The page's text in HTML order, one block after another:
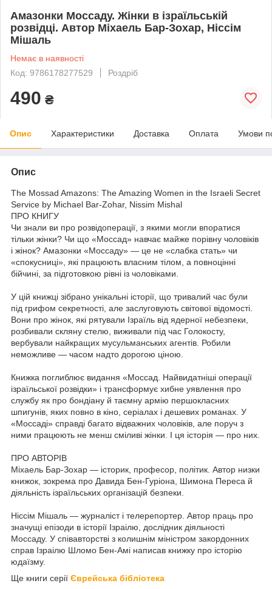
Амазонки Моссаду. Жінки в ізраїльській
розвідці. Автор Міхаель Бар-Зохар, Ніссім
Мішаль
Немає в наявності
Код: 9786178277529
Роздріб
490 ₴
Опис Характеристики Доставка Оплата Умови
Опис
The Mossad Amazons: The Amazing Women in the Israeli Secret
Service by Michael Bar-Zohar, Nissim Mishal
ПРО КНИГУ
Чи знали ви про розвідоперації, з якими могли впоратися
тільки жінки? Чи що «Моссад» навчає майже порівну чоловіків
і жінок? Амазонки «Моссаду» — це не «слабка стать» чи
«спокусниці», які працюють власним тілом, а повноцінні
бійчині, за підготовкою рівні із чоловіками.
У цій книжці зібрано унікальні історії, що тривалий час були
під грифом секретності, але заслуговують світової відомості.
Вони про жінок, які рятували Ізраїль від ядерної небезпеки,
розбивали скляну стелю, виживали під час Голокосту,
вербували найкращих мусульманських агентів. Робили
неможливе — часом надто дорогою ціною.
Книжка поглиблює видання «Моссад. Найвидатніші операції
ізраїльської розвідки» і трансформує хибне уявлення про
службу як про бондіану й таємну армію першокласних
шпигунів, яких повно в кіно, серіалах і дешевих романах. У
«Моссаді» справді багато відважних чоловіків, але поруч з
ними працюють не менш сміливі жінки. І ця історія — про них.
ПРО АВТОРІВ
Міхаель Бар-Зохар — історик, професор, політик. Автор низки
книжок, зокрема про Давида Бен-Гуріона, Шимона Переса й
діяльність ізраїльських організацій безпеки.
Ніссім Мішаль — журналіст і телерепортер. Автор праць про
значущі епізоди в історії Ізраілю, дослідник діяльності
Моссаду. У співавторстві з колишнім міністром закордонних
справ Ізраілю Шломо Бен-Амі написав книжку про історію
юдаїзму.
Ще книги серії Єврейська бібліотека